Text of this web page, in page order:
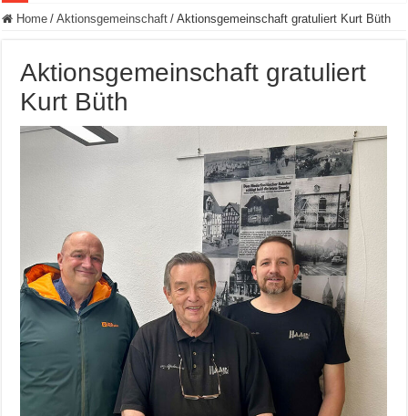
Home / Aktionsgemeinschaft / Aktionsgemeinschaft gratuliert Kurt Büth
Aktionsgemeinschaft gratuliert
Kurt Büth